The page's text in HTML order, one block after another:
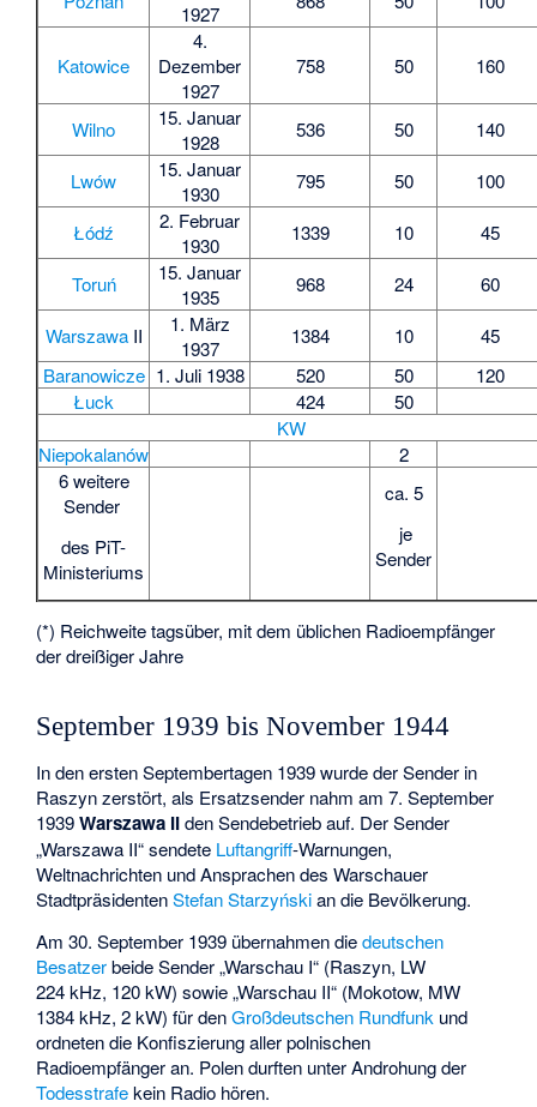
1927
Katowice
4.
Dezember
1927
758 50 160
Wilno
15. Januar
1928
536 50 140
Lwów
15. Januar
1930
795 50 100
Łódź
2. Februar
1930
1339 10 45
Toruń
15. Januar
1935
968 24 60
WarszawaII
1. März
1937
1384 10
45
Baranowicze 1. Juli 1938 520 50
120
Łuck
424
50
KW
Niepokalanów
2
6 weitere
Sender
des PiT-
Ministeriums
ca. 5
je
Sender
(*) Reichweite tagsüber, mit dem üblichen Radioempfänger
der dreißiger Jahre
September 1939 bis November 1944
In den ersten Septembertagen 1939 wurde der Sender in
Raszyn zerstört, als Ersatzsender nahm am 7. September
1939Warszawa IIden Sendebetrieb auf. Der Sender
„Warszawa II“ sendete Luftangriff-Warnungen,
Weltnachrichten und Ansprachen des Warschauer
StadtpräsidentenStefan Starzyńskian die Bevölkerung.
Am 30. September 1939 übernahmen diedeutschen
Besatzerbeide Sender „Warschau I“ (Raszyn, LW
224 kHz, 120 kW) sowie „Warschau II“ (Mokotow, MW
1384 kHz, 2 kW) für denGroßdeutschen Rundfunk und
ordneten die Konfiszierung aller polnischen
Radioempfänger an. Polen durften unter Androhung der
Todesstrafekein Radio hören.